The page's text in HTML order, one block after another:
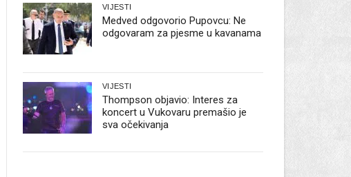
VIJESTI
Medved odgovorio Pupovcu: Ne
odgovaram za pjesme u kavanama
VIJESTI
Thompson objavio: Interes za
koncert u Vukovaru premašio je
sva očekivanja